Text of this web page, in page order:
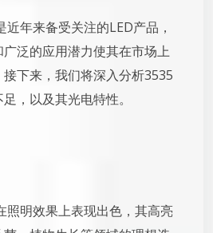
年来备受关注的LED产品，
泛的应用潜力使其在市场上
下来，我们将深入分析3535
，以及其光电特性。
照明效果上表现出色，其高亮